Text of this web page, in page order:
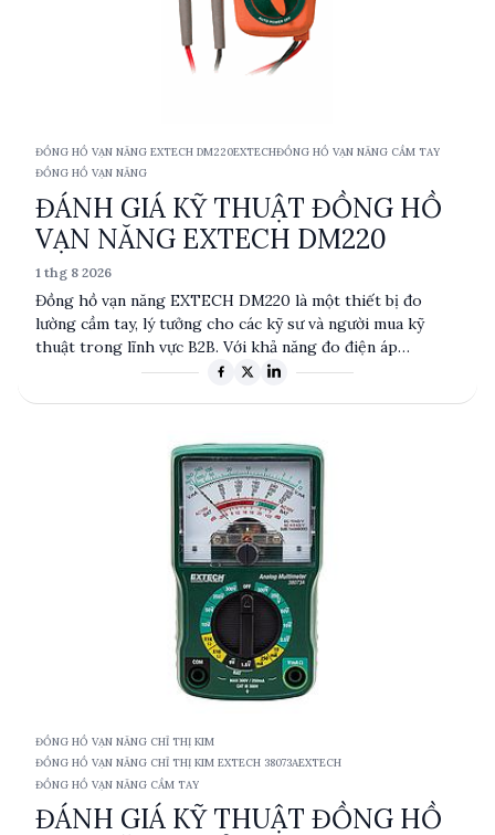
ĐỒNG HỒ VẠN NĂNG EXTECH DM220EXTECHĐỒNG HỒ VẠN NĂNG CẦM TAY
ĐỒNG HỒ VẠN NĂNG
ĐÁNH GIÁ KỸ THUẬT ĐỒNG HỒ
VẠN NĂNG EXTECH DM220
1 thg 8 2026
Đồng hồ vạn năng EXTECH DM220 là một thiết bị đo
lường cầm tay, lý tưởng cho các kỹ sư và người mua kỹ
thuật trong lĩnh vực B2B. Với khả năng đo điện áp
AC/DC, điện trở, dòng điện và nhiều tính năng khác,
Trung Quốc và đi kèm với dây đo và pin AAA, đáp ứng nhu
cầu đo lường chuyên nghiệp.
ĐỒNG HỒ VẠN NĂNG CHỈ THỊ KIM
ĐỒNG HỒ VẠN NĂNG CHỈ THỊ KIM EXTECH 38073AEXTECH
ĐỒNG HỒ VẠN NĂNG CẦM TAY
ĐÁNH GIÁ KỸ THUẬT ĐỒNG HỒ